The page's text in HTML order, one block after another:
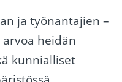
ja työnantajien –
heidän
kunnialliset